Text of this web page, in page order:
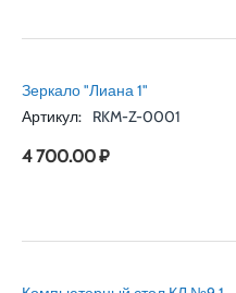
Зеркало "Лиана 1"
Артикул:
RKM-Z-0001
4 700.00₽